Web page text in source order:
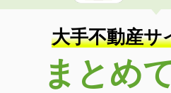
大手不動産サ
まとめ